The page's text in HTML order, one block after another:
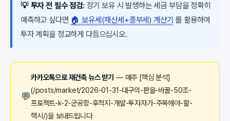
💡 투자 전 필수 점검:장기 보유 시 발생하는 세금 부담을 정확히
예측하고 싶다면 🏠 보유세(재산세+종부세) 계산기 를 활용하여
투자 계획을 정교하게 다듬으십시오.
💬
카카오톡으로 재건축 뉴스 받기 — 매주 [핵심 분석]
(/posts/market/2026-01-31-대구의-판을-바꿀-50조-
프로젝트-k-2-군공항-후적지-개발-투자자가-주목해야-할-
핵시/)을 보내드립니다